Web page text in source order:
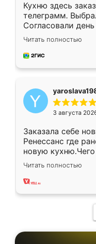
Кухню здесь
телеграмм.
Согласовали
недели кухня
довольны
мебель за
Читать полностью
3 августа
Заказала себе
Ренессанс где
новую
вполне довольна.
два года,
Читать полностью